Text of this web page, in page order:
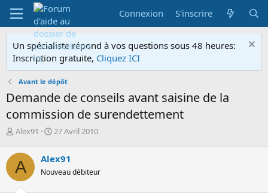
Connexion S'inscrire
Un spécialiste répond à vos questions sous 48 heures:
Inscription gratuite, Cliquez ICI
Avant le dépôt
Demande de conseils avant saisine de la
commission de surendettement
A
t
e
u
r
Alex91
D
e
d
27 Avril 2010
A Alex91
Nouveau débiteur